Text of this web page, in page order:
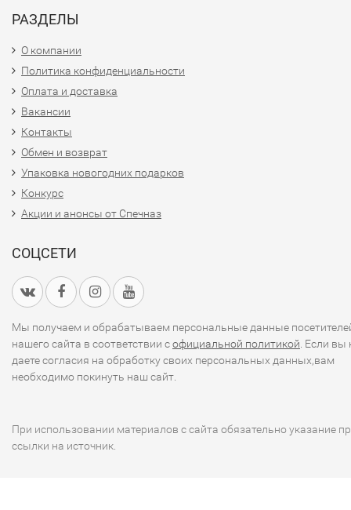
РАЗДЕЛЫ
О компании
Политика конфиденциальности
Оплата и доставка
Вакансии
Контакты
Обмен и возврат
Упаковка новогодних подарков
Конкурс
Акции и анонсы от Спечназ
СОЦСЕТИ
Мы получаем и обрабатываем персональные данные
нашего сайта в соответствии софициальной политикой . Если вы
даете согласия на обработку своих персональных данных,вам
необходимо покинуть наш сайт.
При использовании материалов с сайта обязательно указание
ссылки на источник.